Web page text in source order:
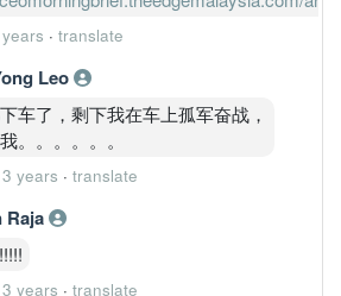
· translate
Leo
车了，剩下我在车上孤军奋战，
。。。。。。
3 years · translate
Raja
3 years · translate